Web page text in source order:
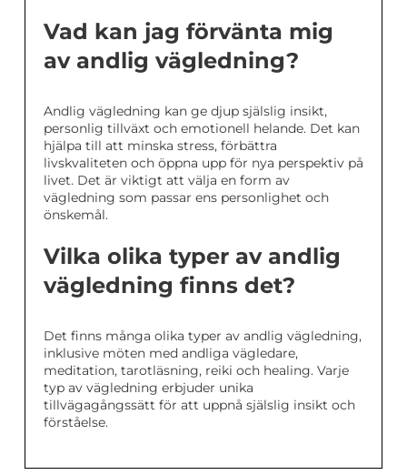
Vad kan jag förvänta mig
av andlig vägledning?
Andlig vägledning kan ge djup själslig insikt,
personlig tillväxt och emotionell helande. Det kan
hjälpa till att minska stress, förbättra
livskvaliteten och öppna upp för nya perspektiv på
livet. Det är viktigt att välja en form av
vägledning som passar ens personlighet och
önskemål.
Vilka olika typer av andlig
vägledning finns det?
Det finns många olika typer av andlig vägledning,
inklusive möten med andliga vägledare,
meditation, tarotläsning, reiki och healing. Varje
typ av vägledning erbjuder unika
tillvägagångssätt för att uppnå själslig insikt och
förståelse.